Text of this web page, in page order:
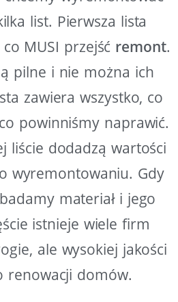
list. Pierwsza lista
MUSI przejść remont.
pilne i nie można ich
zawiera wszystko, co
powinniśmy naprawić.
liście dodadzą wartości
wyremontowaniu. Gdy
materiał i jego
istnieje wiele firm
ale wysokiej jakości
renowacji domów.